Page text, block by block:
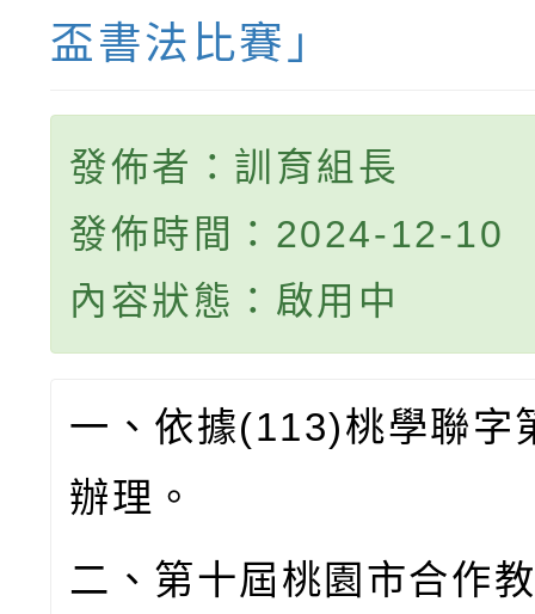
盃書法比賽」
發佈者：訓育組長
發佈時間：2024-12-10
內容狀態：啟用中
一、依據(113)桃學聯字
辦理。
二、第十屆桃園市合作